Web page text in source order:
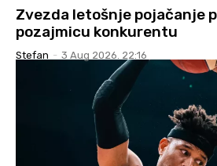
Zvezda letošnje pojačanje
pozajmicu konkurentu
Stefan - 3 Aug 2026. 22:16